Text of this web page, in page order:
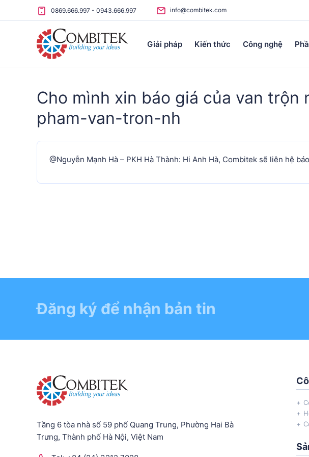
Skip to content
0869.666.997 - 0943.666.997 info@combitek.com
Giải pháp Kiến thức Công nghệ
Cho mình xin báo giá của van
pham-van-tron-nh
@Nguyễn Mạnh Hà – PKH Hà Thành: Hi Anh Hà, Combitek sẽ liên hệ
Đăng ký để nhận bản tin
Tầng 6 tòa nhà số 59 phố Quang Trung, Phường Hai Bà
Trưng, Thành phố Hà Nội, Việt Nam